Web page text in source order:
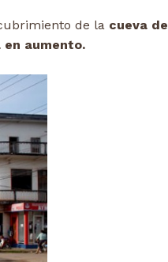
de la cueva de
en aumento.